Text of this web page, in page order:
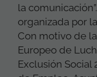
la
organizada por
Con motivo de
Europeo de
Exclusión Social